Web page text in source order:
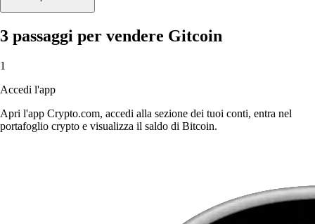
3 passaggi per vendere Gitcoin
1
Accedi l'app
Apri l'app Crypto.com, accedi alla sezione dei tuoi conti, entra nel
portafoglio crypto e visualizza il saldo di Bitcoin.